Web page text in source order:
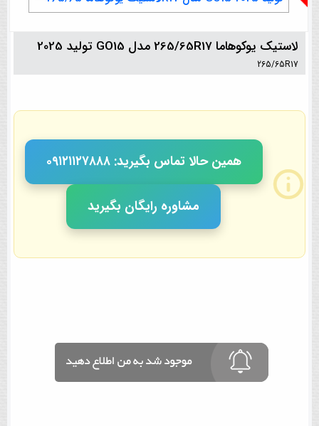
لاستیک یوکوهاما 265/65R17 مدل GO15 تولید 2025
265/65R17
همین حالا تماس بگیرید: ٠٩١٢١١٢٧٨٨٨
مشاوره رایگان بگیرید